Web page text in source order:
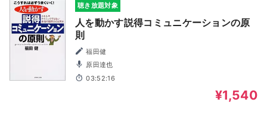
聴き放題対象
人を動かす説得コミュニケーションの原
則
福田健
原田達也
03:52:16
¥1,540